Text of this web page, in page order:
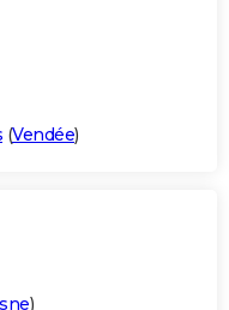
(Vendée)
)